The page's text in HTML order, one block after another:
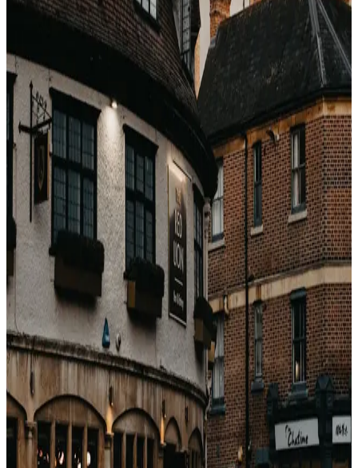
Cliquez sur « voir toutes les options de tarif » au
lieu d'accepter la carte par défaut
Une fois l'hôtel trouvé sur l'OTA, allez sur son site
direct
Les canaux gros sont souvent en niveau 3 par
défaut (annulation jusqu'à 7–14 jours avec pénalité
réduite)
La vraie maths
Si votre proba d'annulation est < 15 %, le niveau 1 vous
coûte plus que vous auto-assurer. > 25 %, niveau 2
trop risqué. Niveau 3 est presque toujours la bonne
réponse — et presque jamais le défaut affiché.
Angle Vacayos
Les tarifs gros que nous remontons sont par défaut au
niveau 3 (annulation 7–14 jours avant) sur la plupart des
hôtels premium, et restent sous le non remboursable de
Booking.com. Prix plus bas
flexibilité intermédiaire en
même temps.
戻る
関連記事